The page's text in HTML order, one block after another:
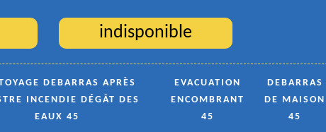
indisponible
DEBARRAS APRÈS
INCENDIE DÉGÂT DES
EAUX 45
EVACUATION
ENCOMBRANT
45
DEBARRAS
DE MAISON
45